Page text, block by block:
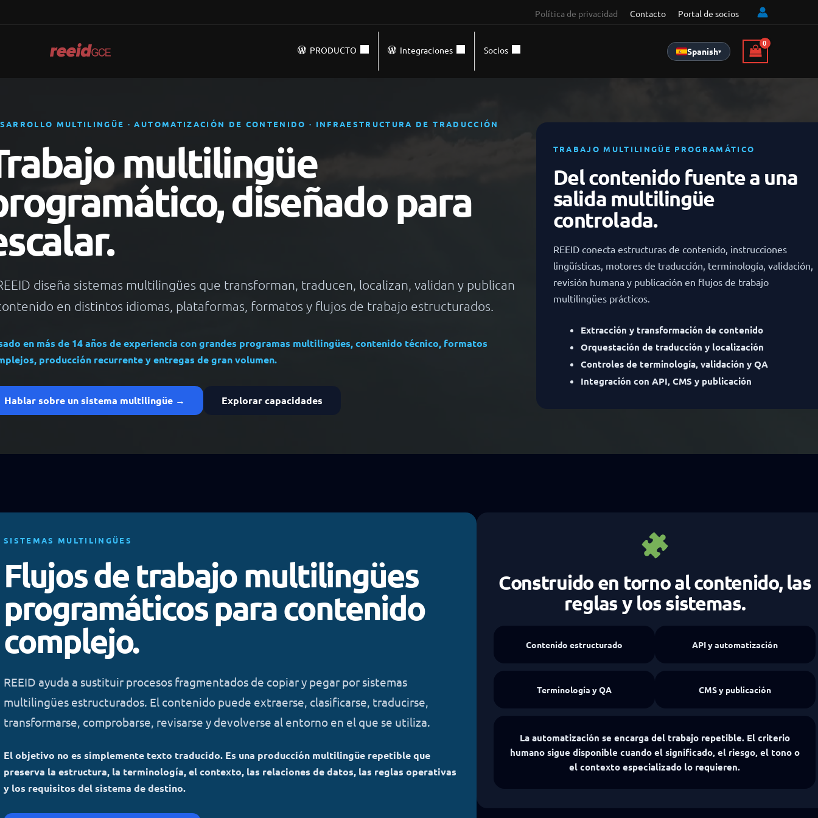
Política de privacidad Contacto Portal de socios
PRODUCTO Integraciones Socios Spanish▾
MULTILINGÜE · AUTOMATIZACIÓN DE CONTENIDO · INFRAESTRUCTURA DE TRADUCCIÓN
multilingüe
diseñado para
diseña sistemas multilingües que transforman, traducen, localizan, validan y publican
en distintos idiomas, plataformas, formatos y flujos de trabajo estructurados.
en más de 14 años de experiencia con grandes programas multilingües, contenido técnico, formatos
producción recurrente y entregas de gran volumen.
Hablar sobre un sistema multilingüe → Explorar capacidades
TRABAJO MULTILINGÜE PROGRAMÁTICO
Del contenido fuente a una
salida multilingüe
controlada.
REEID conecta estructuras de contenido, instrucciones
lingüísticas, motores de traducción, terminología, validación,
revisión humana y publicación en flujos de trabajo
multilingües prácticos.
Extracción y transformación de contenido
Orquestación de traducción y localización
Controles de terminología, validación y QA
Integración con API, CMS y publicación
SISTEMAS MULTILINGÜES
Flujos de trabajo multilingües
programáticos para contenido
complejo.
REEID ayuda a sustituir procesos fragmentados de copiar y pegar por sistemas
multilingües estructurados. El contenido puede extraerse, clasificarse, traducirse,
transformarse, comprobarse, revisarse y devolverse al entorno en el que se utiliza.
El objetivo no es simplemente texto traducido. Es una producción multilingüe repetible que
preserva la estructura, la terminología, el contexto, las relaciones de datos, las reglas operativas
y los requisitos del sistema de destino.
Construido en torno al contenido, las
reglas y los sistemas.
Contenido estructurado API y automatización
Terminología y QA CMS y publicación
La automatización se encarga del trabajo repetible. El criterio
humano sigue disponible cuando el significado, el riesgo, el tono o
el contexto especializado lo requieren.